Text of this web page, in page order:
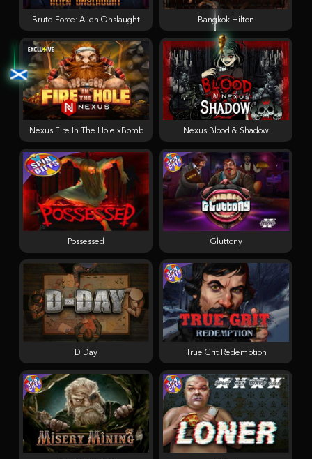
Nexus Blood & Shadow
Nexus Fire In The Hole xBomb
Bangkok Hilton
Brute Force: Alien Onslaught
Gluttony
Possessed
True Grit Redemption
D Day